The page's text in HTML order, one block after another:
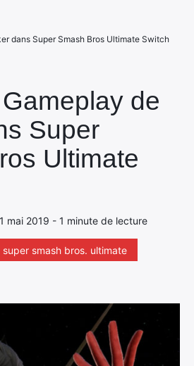
de
Super
Ultimate
mai 2019 - 1 minute de lecture
super smash bros. ultimate
dans Super Smash Bros Ultimate Switch